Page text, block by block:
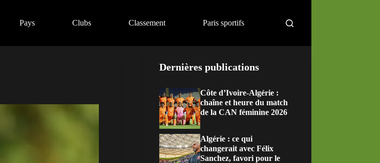
Pays Clubs Classement Paris sportifs
Dernières publications
Côte d’Ivoire-Algérie :
chaîne et heure du match
de la CAN féminine 2026
Algérie : ce qui
changerait avec Félix
Sanchez, favori pour le